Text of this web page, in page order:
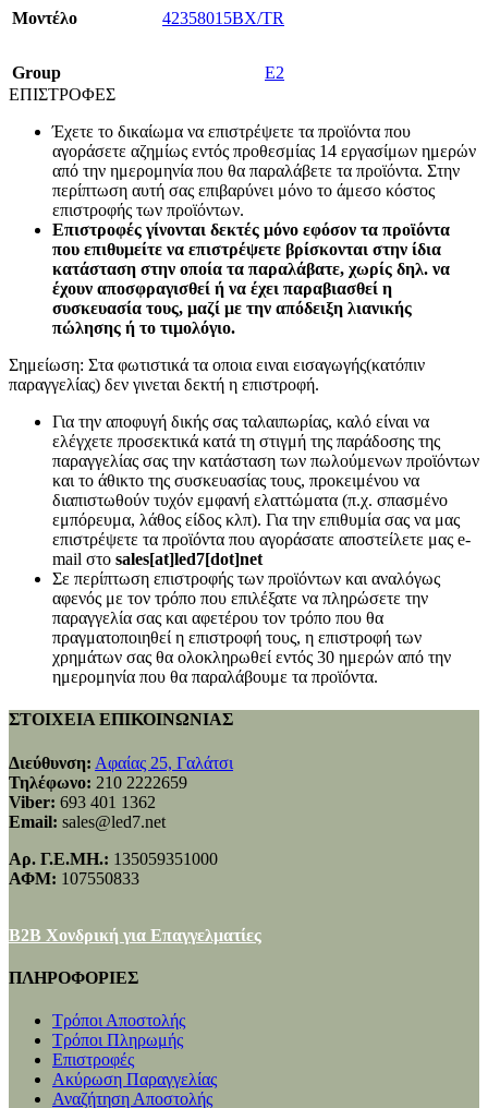
Mοντέλο 42358015BX/TR
Group
E2
ΕΠΙΣΤΡΟΦΕΣ
Έχετε το δικαίωμα να επιστρέψετε τα προϊόντα που
αγοράσετε αζημίως εντός προθεσμίας 14 εργασίμων ημερών
από την ημερομηνία που θα παραλάβετε τα προϊόντα. Στην
περίπτωση αυτή σας επιβαρύνει μόνο το άμεσο κόστος
επιστροφής των προϊόντων.
Επιστροφές γίνονται δεκτές μόνο εφόσον τα προϊόντα
που επιθυμείτε να επιστρέψετε βρίσκονται στην ίδια
κατάσταση στην οποία τα παραλάβατε, χωρίς δηλ. να
έχουν αποσφραγισθεί ή να έχει παραβιασθεί η
συσκευασία τους, μαζί με την απόδειξη λιανικής
πώλησης ή το τιμολόγιο.
Σημείωση: Στα φωτιστικά τα οποια ειναι εισαγωγής(κατόπιν
παραγγελίας) δεν γινεται δεκτή η επιστροφή.
Για την αποφυγή δικής σας ταλαιπωρίας, καλό είναι να
ελέγχετε προσεκτικά κατά τη στιγμή της παράδοσης της
παραγγελίας σας την κατάσταση των πωλούμενων προϊόντων
και το άθικτο της συσκευασίας τους, προκειμένου να
διαπιστωθούν τυχόν εμφανή ελαττώματα (π.χ. σπασμένο
εμπόρευμα, λάθος είδος κλπ). Για την επιθυμία σας να μας
επιστρέψετε τα προϊόντα που αγοράσατε αποστείλετε μας e-
mail στο sales[at]led7[dot]net
Σε περίπτωση επιστροφής των προϊόντων και αναλόγως
αφενός με τον τρόπο που επιλέξατε να πληρώσετε την
παραγγελία σας και αφετέρου τον τρόπο που θα
πραγματοποιηθεί η επιστροφή τους, η επιστροφή των
χρημάτων σας θα ολοκληρωθεί εντός 30 ημερών από την
ημερομηνία που θα παραλάβουμε τα προϊόντα.
ΣΤΟΙΧΕΙΑ ΕΠΙΚΟΙΝΩΝΙΑΣ
Διεύθυνση: Αφαίας 25, Γαλάτσι
Τηλέφωνο: 210 2222659
Viber: 693 401 1362
Email: sales@led7.net
Αρ. Γ.Ε.ΜΗ.: 135059351000
ΑΦΜ: 107550833
B2B Χονδρική για Επαγγελματίες
ΠΛΗΡΟΦΟΡΙΕΣ
Τρόποι Αποστολής
Τρόποι Πληρωμής
Επιστροφές
Ακύρωση Παραγγελίας
Αναζήτηση Αποστολής